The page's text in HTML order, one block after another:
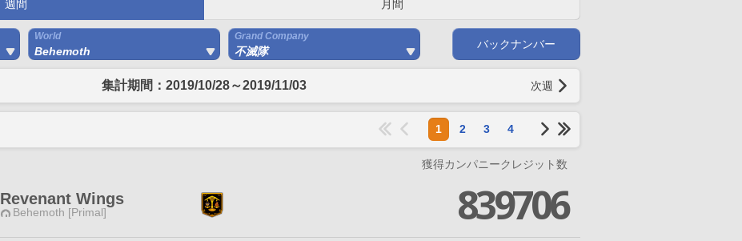
週間 月間
World
Behemoth
Grand Company
不滅隊
バックナンバー
集計期間：2019/10/28～2019/11/03 次週
1 2 3 4
獲得カンパニークレジット数
Revenant Wings
Behemoth [Primal]
839706